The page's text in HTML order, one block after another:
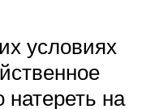
условиях
на